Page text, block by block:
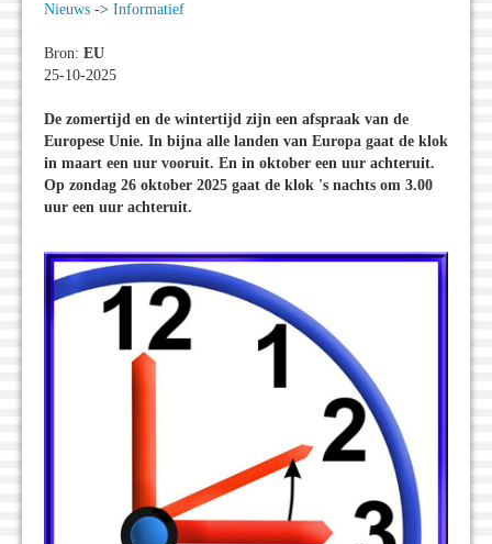
Nieuws -> Informatief
Bron: EU
25-10-2025
De zomertijd en de wintertijd zijn een afspraak van de
Europese Unie. In bijna alle landen van Europa gaat de klok
in maart een uur vooruit. En in oktober een uur achteruit.
Op zondag 26 oktober 2025 gaat de klok 's nachts om 3.00
uur een uur achteruit.